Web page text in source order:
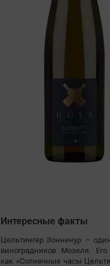
Интересные факты
Цельтингер Зонненур —
виноградников Мозеля.
как «Солнечные часы